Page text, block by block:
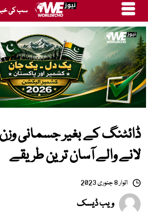
سب کی
ڈائٹنگ کے بغیر جسمانی
لانے والے آسان ترین طریقے
اتوار 8 جنوری 2023
ویب ڈیسک